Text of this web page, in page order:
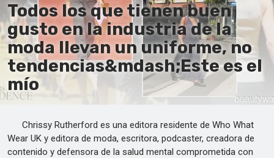
Ru
It
De
Todos los que tienen buen
gusto en la industria de la
moda llevan un uniforme, no
tendencias&mdash;Este es el
mío
Chrissy Rutherford es una editora residente de Who What
Wear UK y editora de moda, escritora, podcaster, creadora de
contenido y defensora de la salud mental comprometida con